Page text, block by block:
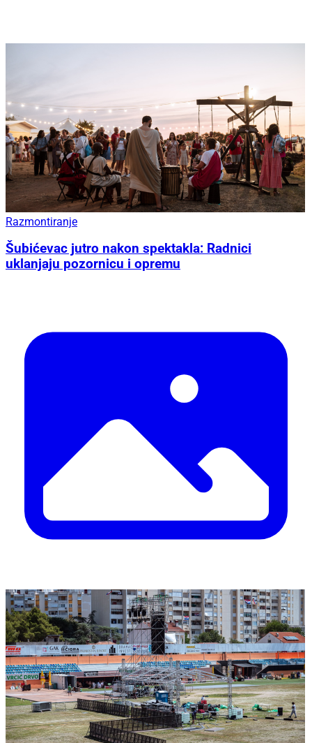
Razmontiranje
Šubićevac jutro nakon spektakla: Radnici
uklanjaju pozornicu i opremu